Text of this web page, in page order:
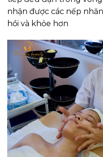
nhận được các nếp
hồi và khỏe hơn